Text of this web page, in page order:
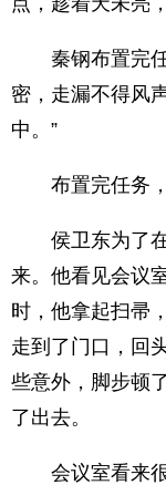
秦钢布置完任
密，走漏不得风
中。”
布置完任务，
侯卫东为了在
来。他看见会议
时，他拿起扫帚
走到了门口，回
些意外，脚步顿
了出去。
会议室看来很